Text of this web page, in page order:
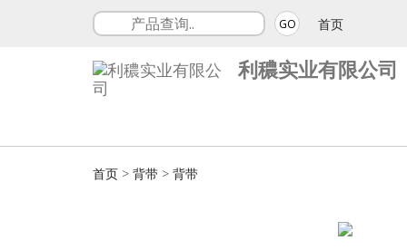
GO 首页
利穠实业有限公司
首页 > 背带 > 背带